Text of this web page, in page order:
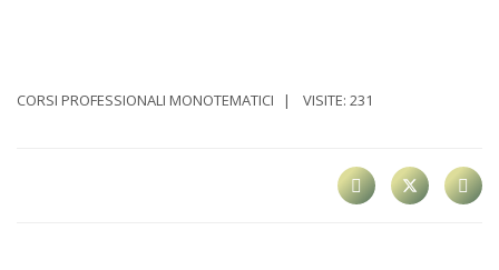
CORSI PROFESSIONALI MONOTEMATICI VISITE: 231